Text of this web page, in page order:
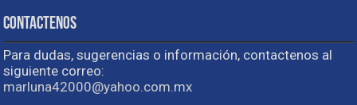
Contactenos
Para dudas, sugerencias o información, contactenos al
siguiente correo:
marluna42000@yahoo.com.mx